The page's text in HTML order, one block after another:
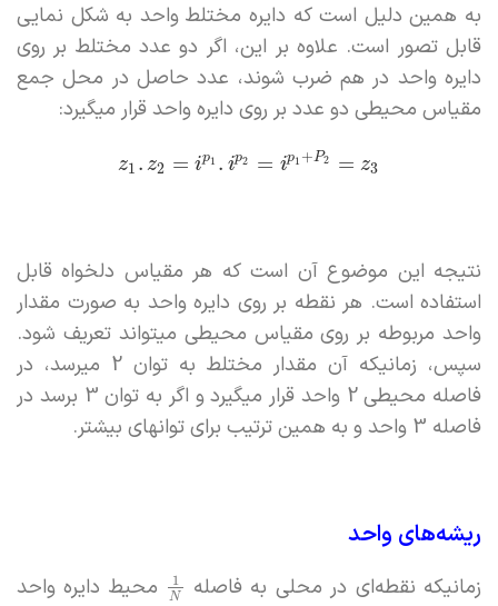
به همین دلیل است که دایره مختلط واحد به شکل نمایی
قابل تصور است. علاوه بر این، اگر دو عدد مختلط بر روی
دایره واحد در هم ضرب شوند، عدد حاصل در محل جمع
مقیاس محیطی دو عدد بر روی دایره واحد قرار میگیرد:
z1 . z2 = ip1 . ip2 = ip1 +P2 = z3
نتیجه این موضوع آن است که هر مقیاس دلخواه قابل
استفاده است. هر نقطه بر روی دایره واحد به صورت مقدار
واحد مربوطه بر روی مقیاس محیطی میتواند تعریف شود.
سپس، زمانیکه آن مقدار مختلط به توان 2 میرسد، در
فاصله محیطی 2 واحد قرار میگیرد و اگر به توان 3 برسد در
فاصله 3 واحد و به همین ترتیب برای توانهای بیشتر.
ریشه‌های واحد
زمانیکه نقطه‌ای در محلی به فاصله 1
N
محیط دایره واحد